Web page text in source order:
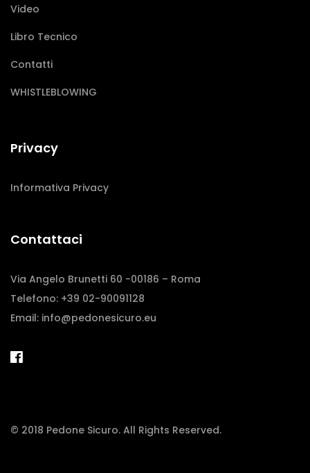
Video
Libro Tecnico
Contatti
WHISTLEBLOWING
Privacy
Informativa Privacy
Contattaci
Via Angelo Brunetti 60 -00186 – Roma
Telefono: +39 02-90091128
Email: info@pedonesicuro.eu
© 2018 Pedone Sicuro. All Rights Reserved.